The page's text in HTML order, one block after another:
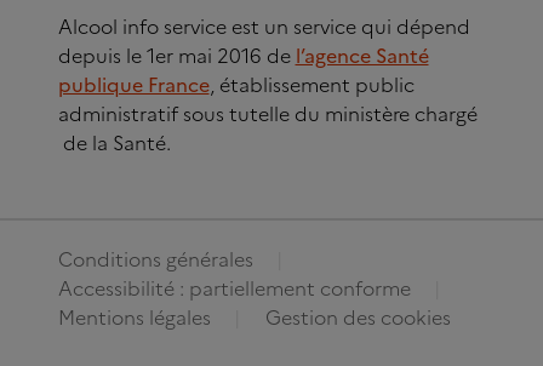
Alcool info service est un service qui dépend
depuis le 1er mai 2016 de l’agence Santé
publique France, établissement public
administratif sous tutelle du ministère chargé
de la Santé.
Conditions générales
Accessibilité : partiellement conforme
Mentions légales
Gestion des cookies